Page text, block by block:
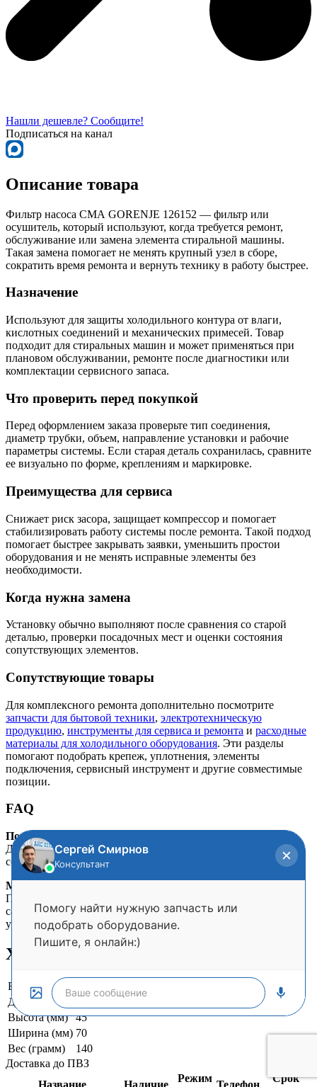
Нашли дешевле? Сообщите!
Подписаться на канал
Описание товара
Фильтр насоса СМА GORENJE 126152 — фильтр или
осушитель, который используют, когда требуется ремонт,
обслуживание или замена элемента стиральной машины.
Такая замена помогает не менять крупный узел в сборе,
сократить время ремонта и вернуть технику в работу быстрее.
Назначение
Используют для защиты холодильного контура от влаги,
кислотных соединений и механических примесей. Товар
подходит для стиральных машин и может применяться при
плановом обслуживании, ремонте после диагностики или
комплектации сервисного запаса.
Что проверить перед покупкой
Перед оформлением заказа проверьте тип соединения,
диаметр трубки, объем, направление установки и рабочие
параметры системы. Если старая деталь сохранилась, сравните
ее визуально по форме, креплениям и маркировке.
Преимущества для сервиса
Снижает риск засора, защищает компрессор и помогает
стабилизировать работу системы после ремонта. Такой подход
помогает быстрее закрывать заявки, уменьшить простои
оборудования и не менять исправные элементы без
необходимости.
Когда нужна замена
Установку обычно выполняют после сравнения со старой
деталью, проверки посадочных мест и оценки состояния
сопутствующих элементов.
Сопутствующие товары
Для комплексного ремонта дополнительно посмотрите
запчасти для бытовой техники, электротехническую
продукцию, инструменты для сервиса и ремонта и расходные
материалы для холодильного оборудования. Эти разделы
помогают подобрать крепеж, уплотнения, элементы
подключения, сервисный инструмент и другие совместимые
позиции.
FAQ
Подойдет ли для срочного ремонта?
Да, если совпадают ключевые параметры и деталь
соответствует установленному оборудованию.
Можно ли установить самостоятельно?
Простые механические элементы иногда меняют
самостоятельно, но электрику, контур хладагента и сложные
узлы безопаснее доверять мастеру.
Характеристики
Вес и габариты
Длина (мм)
Высота (мм)
45
Ширина (мм) 70
Вес (грамм)
140
Доставка до ПВЗ
Название
Наличие
Режим
Телефон
Срок